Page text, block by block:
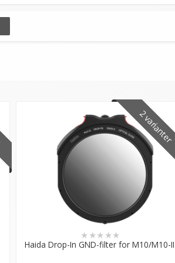
2 varianter
Haida Drop-In GND-filter for M10/M10-II
★ ★★ ★★